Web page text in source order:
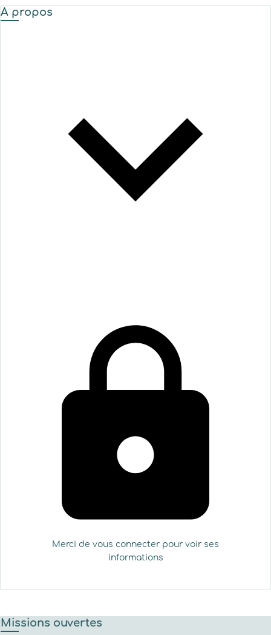
A propos
Merci de vous connecter pour voir ses
informations
Missions ouvertes